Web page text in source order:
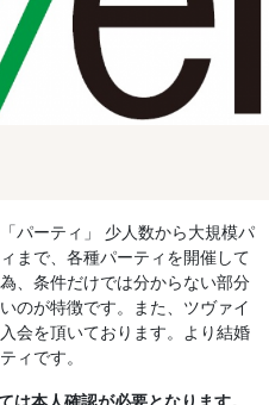
パーティ」 少人数から大規模パ
まで、各種パーティを開催して
、条件だけでは分からない部分
のが特徴です。また、ツヴァイ
会を頂いております。より結婚
ィです。